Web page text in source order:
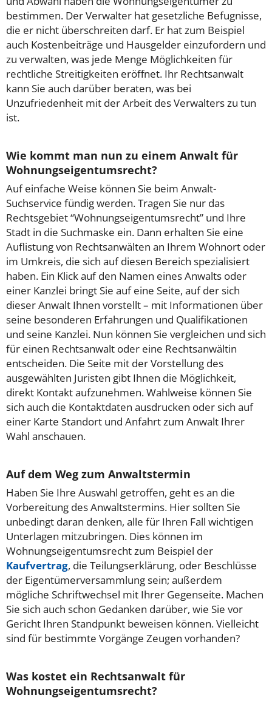
bestimmen. Der Verwalter hat gesetzliche Befugnisse,
die er nicht überschreiten darf. Er hat zum Beispiel
auch Kostenbeiträge und Hausgelder einzufordern und
zu verwalten, was jede Menge Möglichkeiten für
rechtliche Streitigkeiten eröffnet. Ihr Rechtsanwalt
kann Sie auch darüber beraten, was bei
Unzufriedenheit mit der Arbeit des Verwalters zu tun
ist.
Wie kommt man nun zu einem Anwalt für
Wohnungseigentumsrecht?
Auf einfache Weise können Sie beim Anwalt-
Suchservice fündig werden. Tragen Sie nur das
Rechtsgebiet “Wohnungseigentumsrecht” und Ihre
Stadt in die Suchmaske ein. Dann erhalten Sie eine
Auflistung von Rechtsanwälten an Ihrem Wohnort oder
im Umkreis, die sich auf diesen Bereich spezialisiert
haben. Ein Klick auf den Namen eines Anwalts oder
einer Kanzlei bringt Sie auf eine Seite, auf der sich
dieser Anwalt Ihnen vorstellt – mit Informationen über
seine besonderen Erfahrungen und Qualifikationen
und seine Kanzlei. Nun können Sie vergleichen und sich
für einen Rechtsanwalt oder eine Rechtsanwältin
entscheiden. Die Seite mit der Vorstellung des
ausgewählten Juristen gibt Ihnen die Möglichkeit,
direkt Kontakt aufzunehmen. Wahlweise können Sie
sich auch die Kontaktdaten ausdrucken oder sich auf
einer Karte Standort und Anfahrt zum Anwalt Ihrer
Wahl anschauen.
Auf dem Weg zum Anwaltstermin
Haben Sie Ihre Auswahl getroffen, geht es an die
Vorbereitung des Anwaltstermins. Hier sollten Sie
unbedingt daran denken, alle für Ihren Fall wichtigen
Unterlagen mitzubringen. Dies können im
Wohnungseigentumsrecht zum Beispiel der
Kaufvertrag, die Teilungserklärung, oder Beschlüsse
der Eigentümerversammlung sein; außerdem
mögliche Schriftwechsel mit Ihrer Gegenseite. Machen
Sie sich auch schon Gedanken darüber, wie Sie vor
Gericht Ihren Standpunkt beweisen können. Vielleicht
sind für bestimmte Vorgänge Zeugen vorhanden?
Was kostet ein Rechtsanwalt für
Wohnungseigentumsrecht?